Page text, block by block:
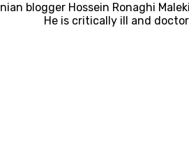
blogger Hossein Ronaghi
He is critically ill and